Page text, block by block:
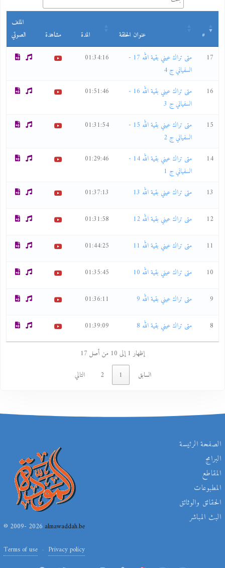
عنوان الحلقة المدة مشاهدة
الملف
الصوتي
17
متى تراك عيني بقية الله 17 -
السفياني ج 4
01:34:16
16
متى تراك عيني بقية الله 16 -
السفياني ج 3
01:51:46
15
متى تراك عيني بقية الله 15 -
السفياني ج 2
01:31:54
14
متى تراك عيني بقية الله 14 -
السفياني ج 1
01:29:46
13 متى تراك عيني بقية الله 13 01:37:13
12 متى تراك عيني بقية الله 12 01:31:58
11 متى تراك عيني بقية الله 11 01:44:25
10 متى تراك عيني بقية الله 10 01:35:45
متى تراك عيني بقية الله 9 01:36:11
متى تراك عيني بقية الله 8 01:39:09
إظهار 1 إلى 10 من أصل 17
السابق
2 التالي
الصفحة الرئيسة
البرامج
المقاطع
المطبوعات
الحقائق والوثائق
البث المباشر
© 2009- 2026almawaddah.be
Terms of use Privacy policy